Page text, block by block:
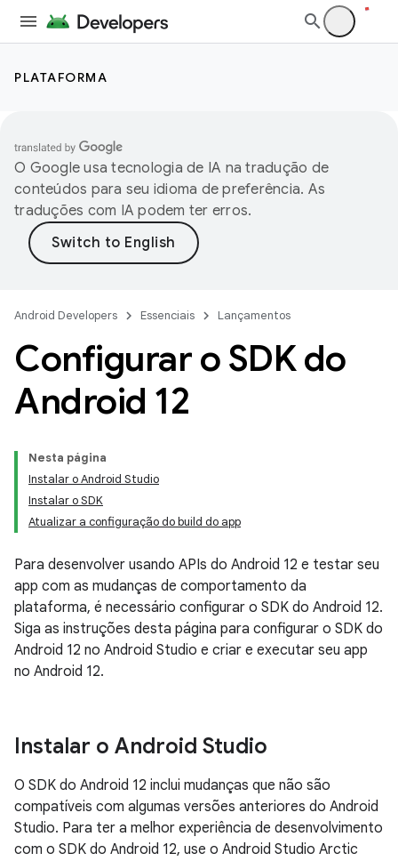
PLATAFORMA
O Google usa tecnologia de IA na tradução de
conteúdos para seu idioma de preferência. As
traduções com IA podem ter erros.
Android Developers Essenciais Lançamentos
Configurar o SDK do
Android 12
Nesta página
Instalar o Android Studio
Instalar o SDK
Atualizar a configuração do build do app
Para desenvolver usando APIs do Android 12 e testar seu
app com as mudanças de comportamento da
plataforma, é necessário configurar o SDK do Android 12.
Siga as instruções desta página para configurar o SDK do
Android 12 no Android Studio e criar e executar seu app
no Android 12.
Instalar o Android Studio
O SDK do Android 12 inclui mudanças que não são
compatíveis com algumas versões anteriores do Android
Studio. Para ter a melhor experiência de desenvolvimento
com o SDK do Android 12, use o Android Studio Arctic